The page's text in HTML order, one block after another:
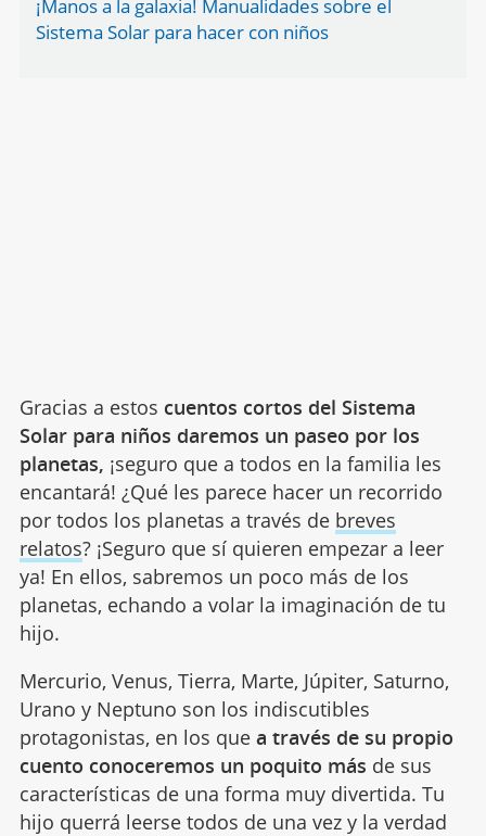
¡Manos a la galaxia! Manualidades sobre el
Sistema Solar para hacer con niños
Gracias a estos cuentos cortos del Sistema
Solar para niños daremos un paseo por los
planetas, ¡seguro que a todos en la familia les
encantará! ¿Qué les parece hacer un recorrido
por todos los planetas a través de breves
relatos? ¡Seguro que sí quieren empezar a leer
ya! En ellos, sabremos un poco más de los
planetas, echando a volar la imaginación de tu
hijo.
Mercurio, Venus, Tierra, Marte, Júpiter, Saturno,
Urano y Neptuno son los indiscutibles
protagonistas, en los que a través de su propio
cuento conoceremos un poquito más de sus
características de una forma muy divertida. Tu
hijo querrá leerse todos de una vez y la verdad